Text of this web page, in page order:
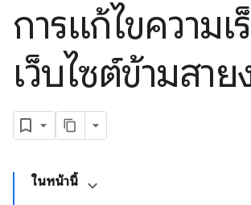
การแก้ไขความเ
เว็บไซต์ข้ามสาย
ในหน้านี้